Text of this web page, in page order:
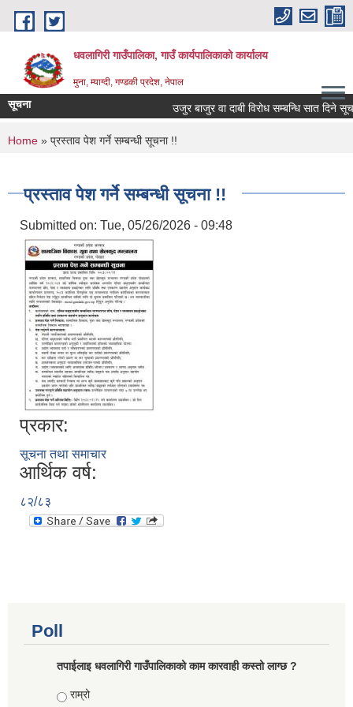
Skip to main content
धवलागिरी गाउँपालिका, गाउँ कार्यपालिकाको कार्यालय
मुना, म्याग्दी, गण्डकी प्रदेश, नेपाल
सूचना उजुर बाजुर वा दाबी विरोध सम्बन्धि सात दिने सूचना
You are here
Home » प्रस्ताव पेश गर्ने सम्बन्धी सूचना !!
प्रस्ताव पेश गर्ने सम्बन्धी सूचना !!
Submitted on: Tue, 05/26/2026 - 09:48
प्रकार:
सूचना तथा समाचार
आर्थिक वर्ष:
८२/८३
Poll
तपाईलाइ धवलागिरी गाउँपालिकाको काम कारवाही कस्तो लाग्छ ?
Choices
राम्रो